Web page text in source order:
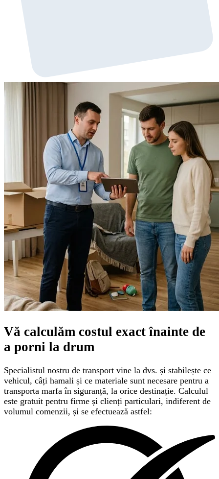
Vă calculăm costul exact înainte de
a porni la drum
Specialistul nostru de transport vine la dvs. și stabilește ce
vehicul, câți hamali și ce materiale sunt necesare pentru a
transporta marfa în siguranță, la orice destinație. Calculul
este gratuit pentru firme și clienți particulari, indiferent de
volumul comenzii, și se efectuează astfel: